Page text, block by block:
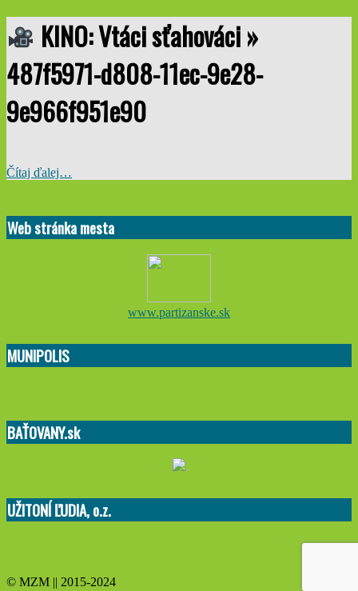
KINO: Vtáci sťahováci »
487f5971-d808-11ec-9e28-
9e966f951e90
Čítaj ďalej…
05-
31
Web stránka mesta
www.partizanske.sk
MUNIPOLIS
BAŤOVANY.sk
UŽITONÍ ĽUDIA, o.z.
© MZM || 2015-2024